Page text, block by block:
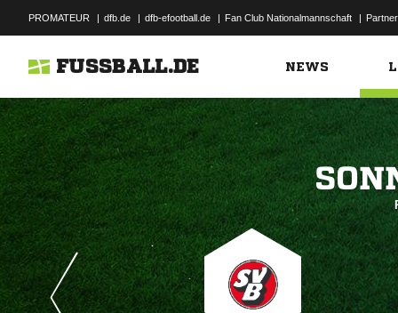
PROMATEUR | dfb.de | dfb-efootball.de | Fan Club Nationalmannschaft | Partner
FUSSBALL.DE NEWS